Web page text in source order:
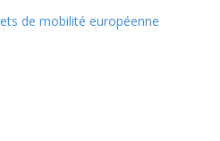
de mobilité européenne